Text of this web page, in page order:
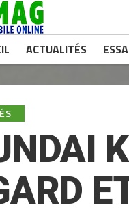
ACTUALITÉS